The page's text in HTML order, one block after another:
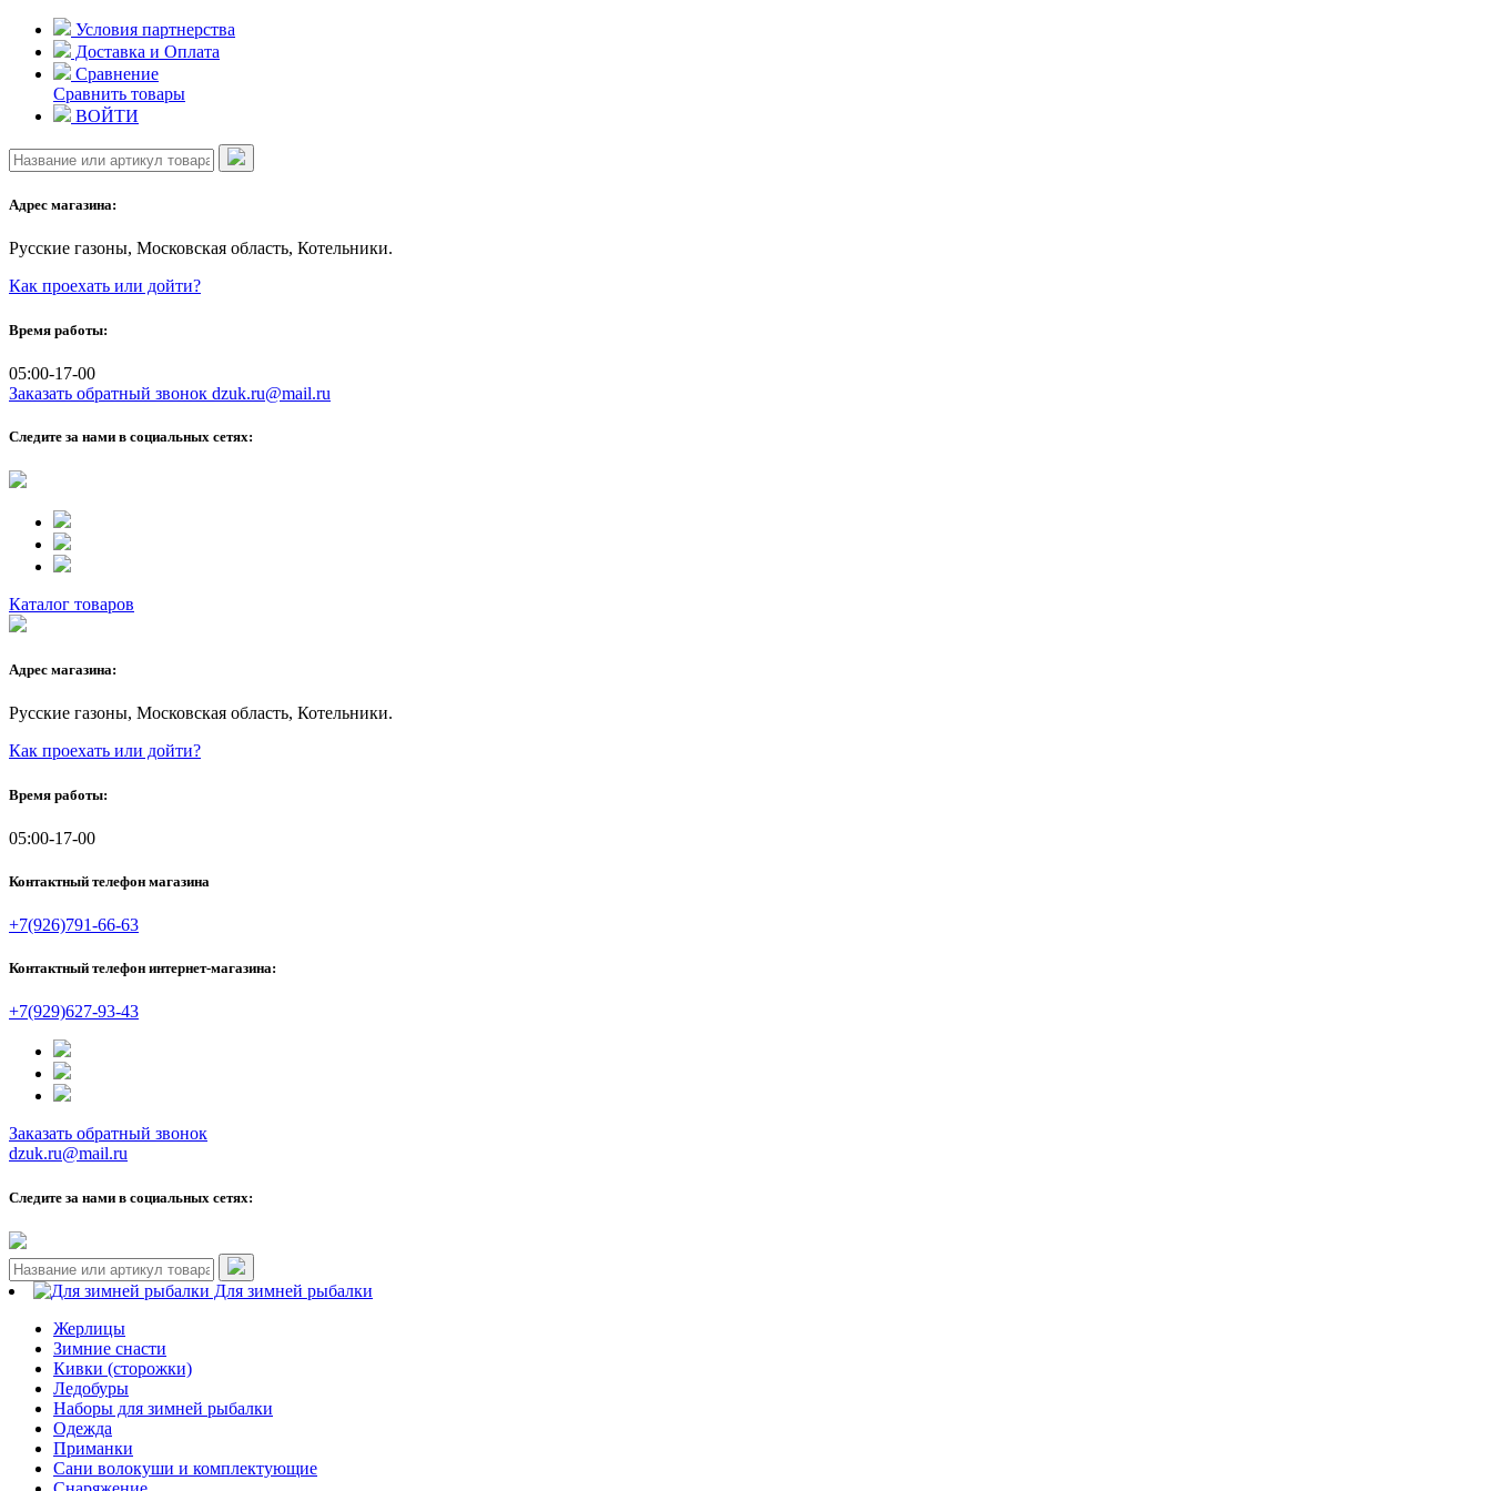
Skip
content
Условия партнерства
Доставка и Оплата
Сравнение
Сравнить товары
ВОЙТИ
Адрес магазина:
Русские газоны, Московская область, Котельники.
Как проехать или дойти?
Время работы:
05:00-17-00
Заказать обратный звонок dzuk.ru@mail.ru
Следите за нами в социальных сетях:
Каталог товаров
Адрес магазина:
Русские газоны, Московская область, Котельники.
Как проехать или дойти?
Время работы:
05:00-17-00
Контактный телефон магазина
+7(926)791-66-63
Контактный телефон интернет-магазина:
+7(929)627-93-43
Заказать обратный звонок
dzuk.ru@mail.ru
Следите за нами в социальных сетях:
Для зимней рыбалки
Жерлицы
Зимние снасти
Кивки (сторожки)
Ледобуры
Наборы для зимней рыбалки
Одежда
Приманки
Сани волокуши и комплектующие